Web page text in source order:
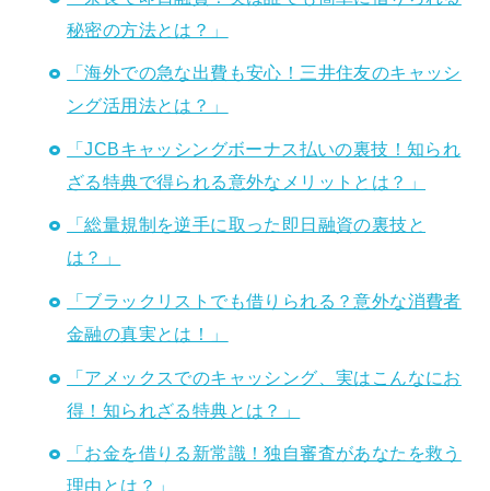
秘密の方法とは？」
「海外での急な出費も安心！三井住友のキャッシ
ング活用法とは？」
「JCBキャッシングボーナス払いの裏技！知られ
ざる特典で得られる意外なメリットとは？」
「総量規制を逆手に取った即日融資の裏技と
は？」
「ブラックリストでも借りられる？意外な消費者
金融の真実とは！」
「アメックスでのキャッシング、実はこんなにお
得！知られざる特典とは？」
「お金を借りる新常識！独自審査があなたを救う
理由とは？」